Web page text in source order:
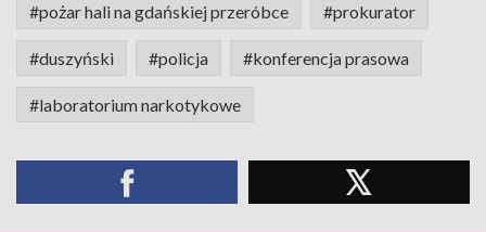
#pożar hali na gdańskiej przeróbce #prokurator
#duszyński #policja #konferencja prasowa
#laboratorium narkotykowe